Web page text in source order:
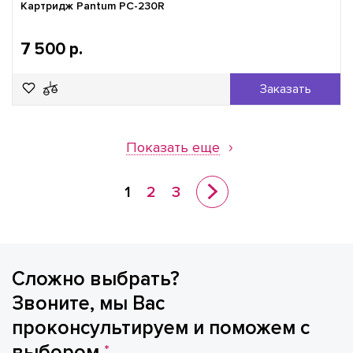
Картридж Pantum PC-230R
7 500 р.
Заказать
Показать еще
1 2 3
Сложно выбрать?
Звоните, мы Вас
проконсультируем и поможем с